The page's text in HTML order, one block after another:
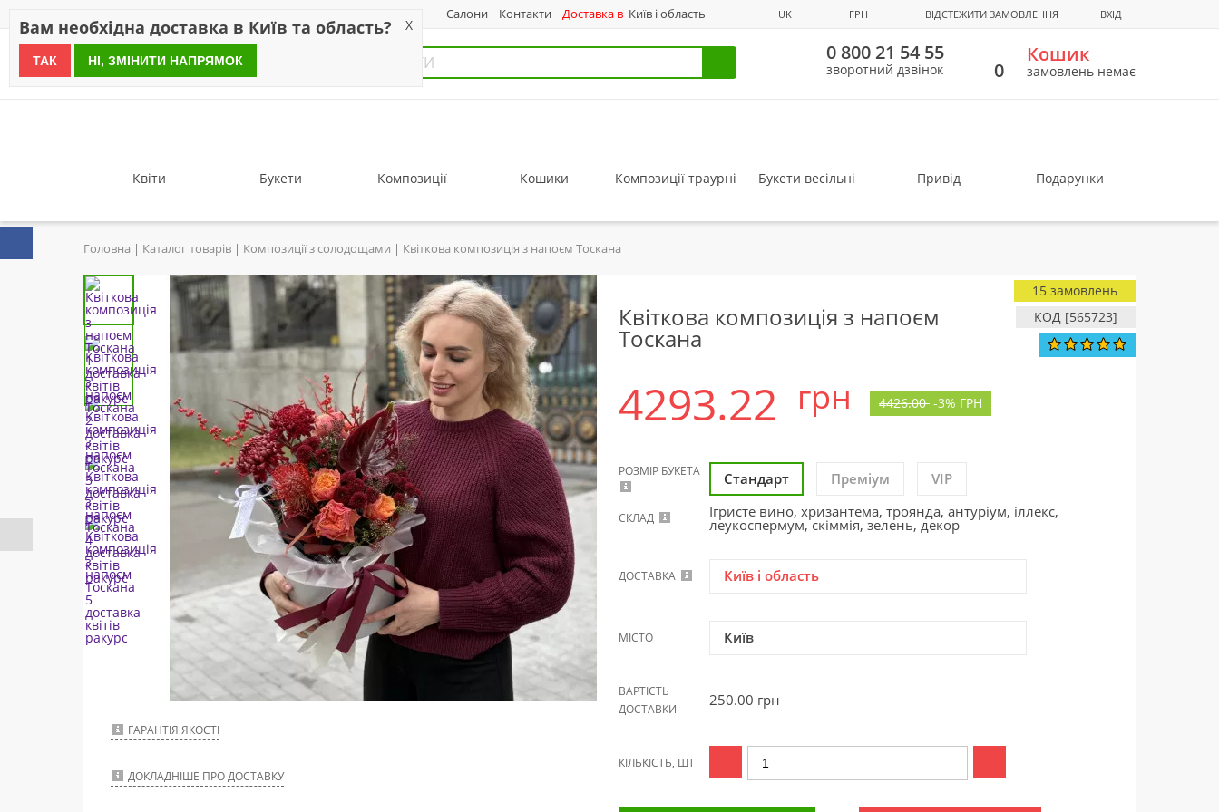
Салони Контакти Доставка в Київ і область UK ГРН ВІДСТЕЖИТИ ЗАМОВЛЕННЯ ВХІД
since 1999
0 800 21 54 55
зворотний дзвінок 0
Кошик
замовлень немає
Квіти Букети Композиції Кошики Композиції траурні Букети весільні Привід Подарунки
Головна Каталог товарів Композиції з солодощами Квіткова композиція з напоєм Тоскана
ГАРАНТІЯ ЯКОСТІ
ДОКЛАДНІШЕ ПРО ДОСТАВКУ
Квіткова композиція з напоєм
Тоскана
КОД [565723]
15 замовлень
4293.22 грн 4426.00 -3% ГРН
РОЗМІР БУКЕТА Стандарт Преміум VIP
СКЛАД Ігристе вино, хризантема, троянда, антуріум, іллекс,
леукоспермум, скіммія, зелень, декор
ДОСТАВКА Київ і область
МІСТО Київ
ВАРТІСТЬ
ДОСТАВКИ
250.00 грн
КІЛЬКІСТЬ, ШТ
Вам необхідна доставка в Київ та область? X
ТАК НІ, ЗМІНИТИ НАПРЯМОК